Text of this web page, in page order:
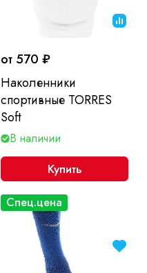
от 570 ₽
Наколенники
спортивные TORRES
Soft
В наличии
Купить
Спец.цена